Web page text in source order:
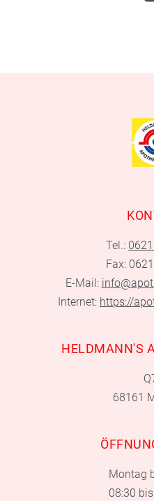
Tel.:
Fax:
E-Mail:
Internet: https://
HELDMANN'S
68161
Montag
08:30